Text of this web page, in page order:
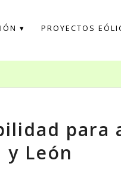
PROYECTOS
para
y León